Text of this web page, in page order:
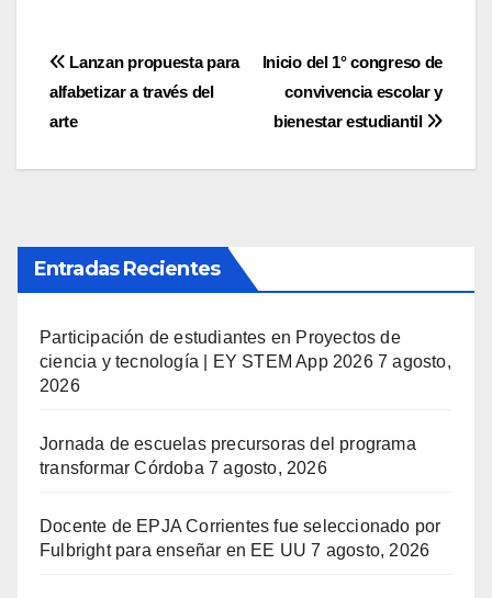
Navegación
de
entradas
Inicio del 1° congreso de
convivencia escolar y
bienestar estudiantil
Lanzan propuesta para
alfabetizar a través del
arte
Entradas Recientes
Participación de estudiantes en Proyectos de
ciencia y tecnología | EY STEM App 2026 7 agosto,
2026
Jornada de escuelas precursoras del programa
transformar Córdoba 7 agosto, 2026
Docente de EPJA Corrientes fue seleccionado por
Fulbright para enseñar en EE UU 7 agosto, 2026